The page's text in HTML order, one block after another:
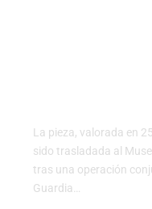
La pieza, valorada en
sido trasladada al
tras una operación
Guardia…